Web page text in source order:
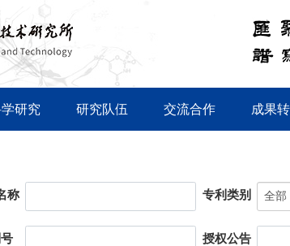
研究 研究队伍 交流合作 成果
称 专利类别
授权公告